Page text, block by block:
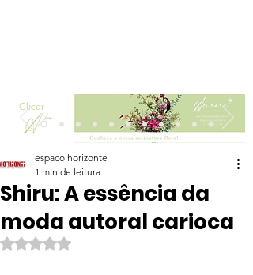
Clicar
Shiru: A essência da
moda autoral carioca
espaco horizonte
1 min de leitura
Avaliado com NaN de 5 estrelas.